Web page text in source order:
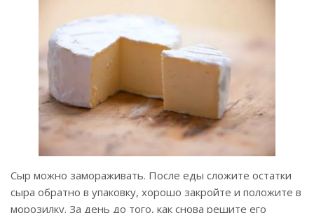
Сыр можно замораживать. После еды сложите остатки
сыра обратно в упаковку, хорошо закройте и положите в
морозилку. За день до того, как снова решите его